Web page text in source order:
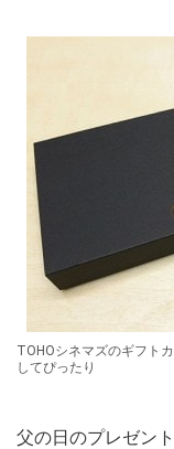
TOHOシネマズのギフト
してぴったり
父の日のプレゼン